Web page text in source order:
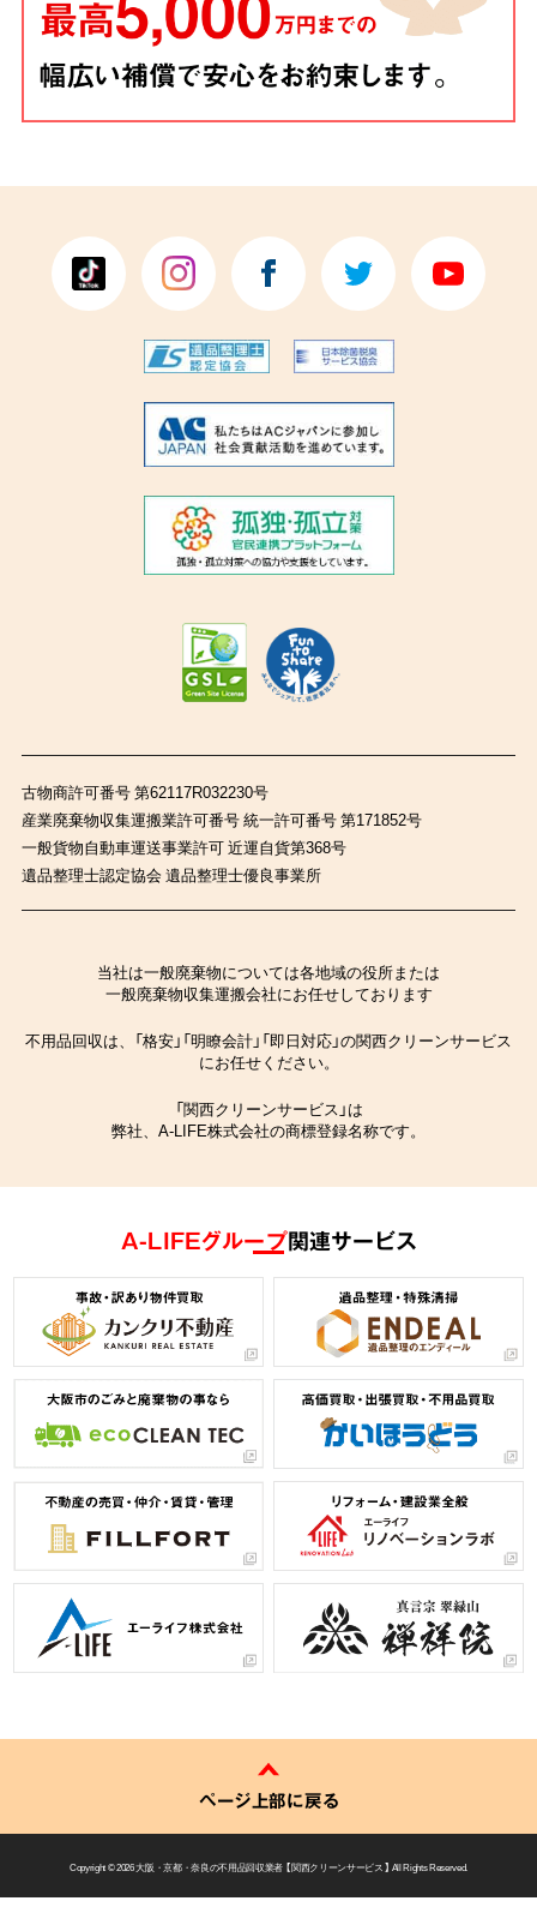
古物商許可番号 第62117R032230号
産業廃棄物収集運搬業許可番号 統一許可番号 第171852号
一般貨物自動車運送事業許可 近運自貨第368号
遺品整理士認定協会 遺品整理士優良事業所
当社は一般廃棄物については各地域の役所または
一般廃棄物収集運搬会社にお任せしております
不用品回収は、「格安」「明瞭会計」「即日対応」の関西クリーンサービス
にお任せください。
「関西クリーンサービス」は
弊社、A-LIFE株式会社の商標登録名称です。
A-LIFEグループ関連サービス
ページ上部に戻る
Copyright © 2026大阪・京都・奈良の不用品回収業者 【 関西クリーンサービス 】 All Rights Reserved.